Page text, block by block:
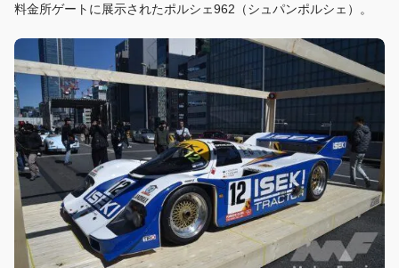
料金所ゲートに展示されたポルシェ962（シュパンポルシェ）。